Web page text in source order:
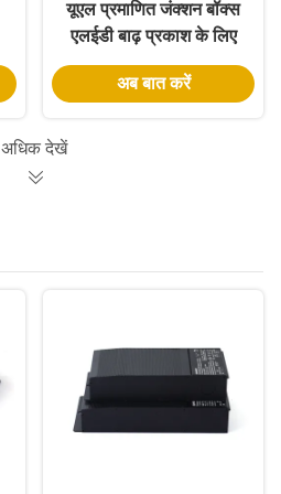
यूएल प्रमाणित जंक्शन बॉक्स
एलईडी बाढ़ प्रकाश के लिए
30W वर्ग 2 एलईडी ड्राइवर
बिजली की आपूर्ति
अब बात करें
अधिक देखें